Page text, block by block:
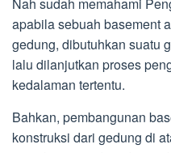
apabila sebuah basement
gedung, dibutuhkan suatu
lalu dilanjutkan proses
kedalaman tertentu.
Bahkan, pembangunan
konstruksi dari gedung di